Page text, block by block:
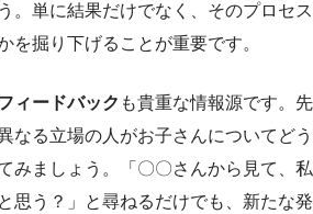
。単に結果だけでなく、そのプロセス
を掘り下げることが重要です。
ィードバック も貴重な情報源です。先
なる立場の人がお子さんについてどう
みましょう。「〇〇さんから見て、私
思う？」と尋ねるだけでも、新たな発